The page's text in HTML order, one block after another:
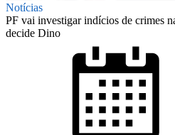
Notícias
PF vai investigar indícios de crimes
decide Dino